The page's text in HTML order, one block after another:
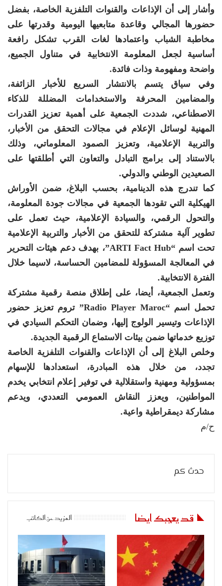
وأشار إلى أن الإذاعات والقنوات التلفزية الخاصة، بفضل
حضورها المجالي وقاعدة متابعيها اليومية وقدرتها على
مخاطبة الشباب واعتمادها لغات القرب تشكل رافعة
أساسية لجعل المعلومة الانتخابية في متناول الجميع،
واضحة ومفهومة وذات فائدة.
وفي سياق يتسم بالانتشار السريع للأخبار الزائفة،
والمضامين المحرفة والاستخدامات المضللة للذكاء
الاصطناعي، شددت الجمعية على أهمية تعزيز القدرات
المهنية لوسائل الإعلام في مجالات التحقق من الأخبار،
والتربية الإعلامية، وتعزيز الصمود المعلوماتي، وذلك
بالاستناد إلى برامج التبادل والتعاون التي أطلقتها على
الصعيدين الوطني والدولي.
كما تندرج هذه الدينامية، بحسب البلاغ، ضمن الأوراش
الهيكلية التي تقودها الجمعية في مجالات جودة المعلومة،
والتحول الرقمي، والسيادة الإعلامية، حيث تعمل على
تطوير آلية مشتركة للتحقق من الأخبار والتربية الإعلامية
تحت اسم “ARTI Fact Hub”، بهدف دعم هيئات التحرير
في المعالجة المسؤولة للمضامين الحساسة، لاسيما خلال
الفترة الانتخابية.
وتعمل الجمعية، أيضا، على إطلاق منصة رقمية مشتركة
تحمل اسم “Radio Player Maroc” تروم تعزيز حضور
الإذاعات وتيسير الولوج إليها، وضمان التحكم السيادي في
توزيع خدماتها ضمن بيئات الاستماع الرقمية الجديدة.
وخلص البلاغ إلى أن الإذاعات والقنوات التلفزية الخاصة
تجدد، من خلال هذه المبادرة، استعدادها للإسهام
بمسؤولية ومهنية واستقلالية في توفير إعلام انتخابي يخدم
المواطنين، ويعزز النقاش العمومي التعددي، ويدعم
مشاركة ديمقراطية واعية.
ح/م
حدث كم
قد يعجبك ايضا المزيد عن الكاتب